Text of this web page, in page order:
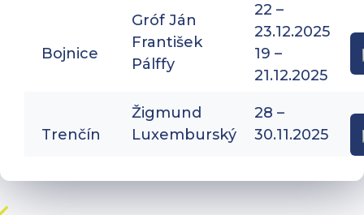
Bojnice
Gróf Ján
František
Pálffy
22 –
23.12.2025
19 –
21.12.2025
Trenčín
Žigmund
Luxemburský
28 –
30.11.2025